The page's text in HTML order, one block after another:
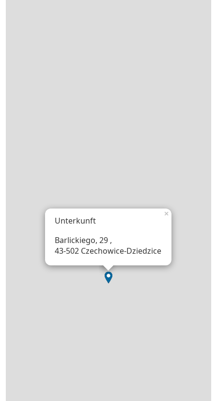
Unterkunft
Barlickiego, 29 ,
43-502 Czechowice-Dziedzice
×